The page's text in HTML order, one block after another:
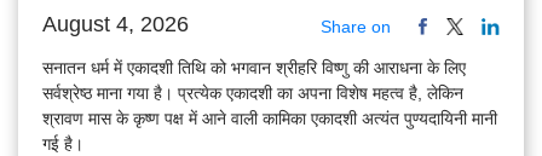
August 4, 2026 Share on
सनातन धर्म में एकादशी तिथि को भगवान श्रीहरि विष्णु की आराधना के लिए
सर्वश्रेष्ठ माना गया है। प्रत्येक एकादशी का अपना विशेष महत्व है, लेकिन
श्रावण मास के कृष्ण पक्ष में आने वाली कामिका एकादशी अत्यंत पुण्यदायिनी मानी
गई है।